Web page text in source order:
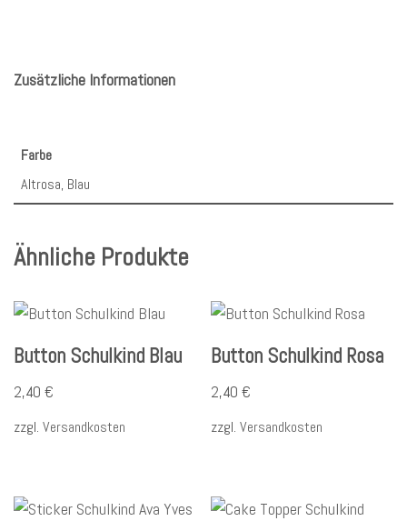
Zusätzliche Informationen
Farbe
Altrosa, Blau
Ähnliche Produkte
Button Schulkind Blau
2,40 €
zzgl. Versandkosten
Button Schulkind Rosa
2,40€
zzgl.Versandkosten